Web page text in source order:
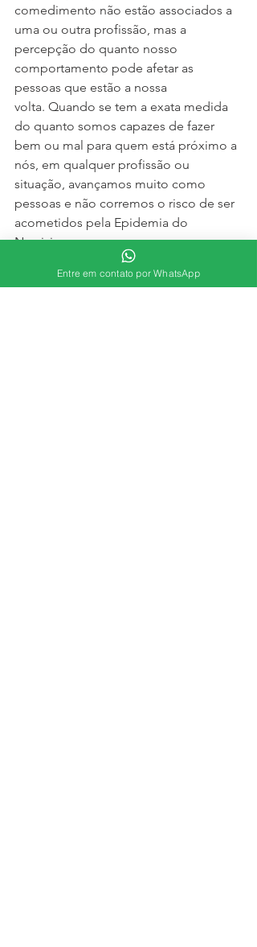
comedimento não estão associados a
uma ou outra profissão, mas a
percepção do quanto nosso
comportamento pode afetar as
pessoas que estão a nossa
volta. Quando se tem a exata medida
do quanto somos capazes de fazer
bem ou mal para quem está próximo a
nós, em qualquer profissão ou
situação, avançamos muito como
pessoas e não corremos o risco de ser
acometidos pela Epidemia do
Narcisismo.
Procurando um novo amor?
Fuja de pessoas excessivamente
Entre em contato por WhatsApp